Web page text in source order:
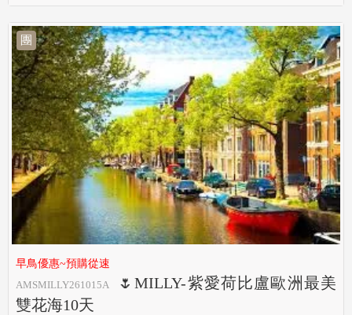
團
早鳥優惠~預購從速
AMSMILLY261015A
🌷MILLY-紫愛荷比盧歐洲最美
雙花海10天